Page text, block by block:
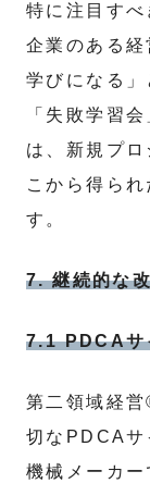
特に注目す
企業のある
学びになる
「失敗学習
は、新規プ
こから得ら
す。
7. 継続的な
7.1 PDCAサ
第二領域経
切なPDCAサ
機械メーカ